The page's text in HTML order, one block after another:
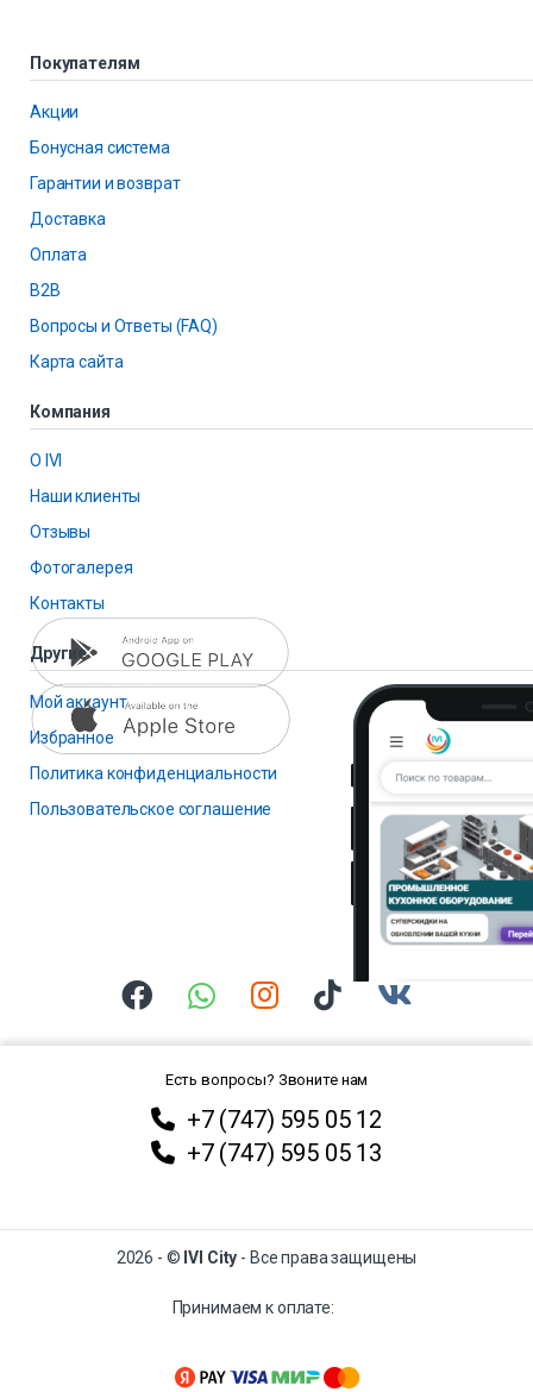
Покупателям
Акции
Бонусная система
Гарантии и возврат
Доставка
Оплата
B2B
Вопросы и Ответы (FAQ)
Карта сайта
Компания
О IVI
Наши клиенты
Отзывы
Фотогалерея
Контакты
Другие
Мой аккаунт
Избранное
Политика конфиденциальности
Пользовательское соглашение
Есть вопросы? Звоните нам
+7 (747) 595 05 12
+7 (747) 595 05 13
2026 - © IVI City - Все права защищены
Принимаем к оплате: